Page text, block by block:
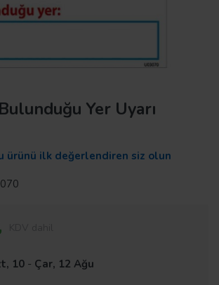
Yer Uyarı
ürünü ilk değerlendiren siz olun
10 - Çar, 12 Ağu